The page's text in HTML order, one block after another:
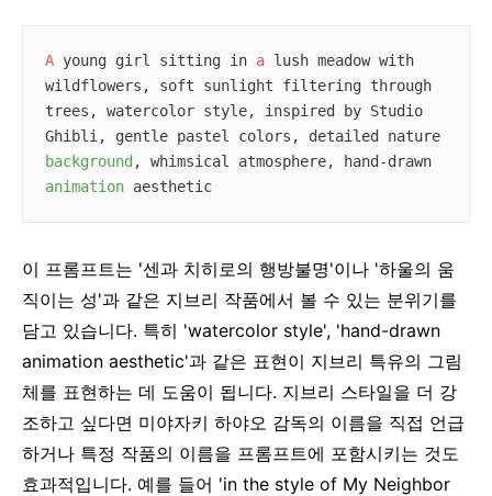
A young girl sitting in a lush meadow with
wildflowers, soft sunlight filtering through
trees, watercolor style, inspired by Studio
background
animation
이 프롬프트는 '센과 치히로의 행방불명'이나 '하울의 움
직이는 성'과 같은 지브리 작품에서 볼 수 있는 분위기를
담고 있습니다. 특히 'watercolor style', 'hand-drawn
animation aesthetic'과 같은 표현이 지브리 특유의 그림
체를 표현하는 데 도움이 됩니다. 지브리 스타일을 더 강
조하고 싶다면 미야자키 하야오 감독의 이름을 직접 언급
하거나 특정 작품의 이름을 프롬프트에 포함시키는 것도
효과적입니다. 예를 들어 'in the style of My Neighbor